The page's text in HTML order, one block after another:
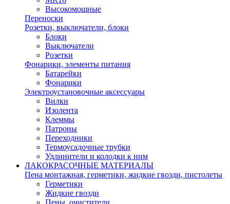
Высокомощные
Переноски
Розетки, выключатели, блоки
Блоки
Выключатели
Розетки
Фонарики, элементы питания
Батарейки
Фонарики
Электроустановочные аксессуары
Вилки
Изолента
Клеммы
Патроны
Переходники
Термоусадочные трубки
Удлинители и колодки к ним
ЛАКОКРАСОЧНЫЕ МАТЕРИАЛЫ
Пена монтажная, герметики, жидкие гвозди, пистолеты
Герметики
Жидкие гвозди
Пены, очистители